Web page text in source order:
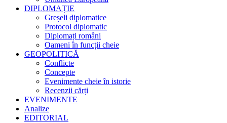
DIPLOMAȚIE
Greșeli diplomatice
Protocol diplomatic
Diplomați români
Oameni în funcții cheie
GEOPOLITICĂ
Conflicte
Concepte
Evenimente cheie în istorie
Recenzii cărți
EVENIMENTE
Analize
EDITORIAL